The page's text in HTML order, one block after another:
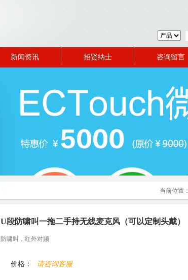
新闻资讯 招贤纳士 咨询留言
当前位置：
U段防啸叫一拖二手持无线麦克风（可以定制头戴）
防啸叫，红外对频
价格： 请咨询客服